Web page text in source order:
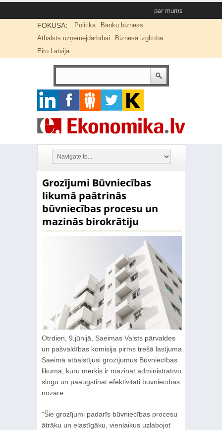
par mums
FOKUSĀ: Politika
Banku bizness
Atbalsts uzņēmējdarbībai
Biznesa izglītība
Eiro Latvijā
Grozījumi Būvniecības
likumā paātrinās
būvniecības procesu un
mazinās birokrātiju
Otrdien, 9.jūnijā, Saeimas Valsts pārvaldes
un pašvaldības komisija pirms trešā lasījuma
Saeimā atbalstījusi grozījumus Būvniecības
likumā, kuru mērķis ir mazināt administratīvo
slogu un paaugstināt efektivitāti būvniecības
nozarē.
“Šie grozījumi padarīs būvniecības procesu
ātrāku un elastīgāku, vienlaikus uzlabojot